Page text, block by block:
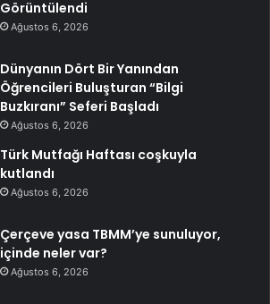
Görüntülendi
Ağustos 6, 2026
Dünyanın Dört Bir Yanından
Öğrencileri Buluşturan “Bilgi
Buzkıranı” Seferi Başladı
Ağustos 6, 2026
Türk Mutfağı Haftası coşkuyla
kutlandı
Ağustos 6, 2026
Çerçeve yasa TBMM’ye sunuluyor,
içinde neler var?
Ağustos 6, 2026